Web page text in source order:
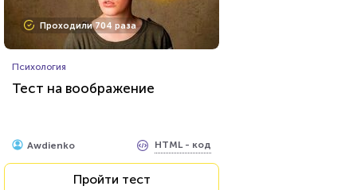
Проходили 11745 раз
Психология
Тест: Какое хобби вам
подойдет?
Пройти тест
Проходили 704 раза
Психология
Тест на воображение
Awdienko HTML - код
Пройти тест